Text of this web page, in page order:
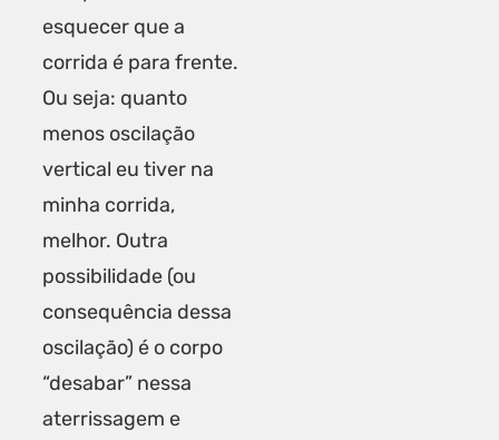
esquecer que a
corrida é para frente.
Ou seja: quanto
menos oscilação
vertical eu tiver na
minha corrida,
melhor. Outra
possibilidade (ou
consequência dessa
oscilação) é o corpo
“desabar” nessa
aterrissagem e